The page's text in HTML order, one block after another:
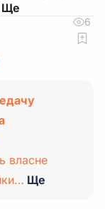
6
власне
Ще